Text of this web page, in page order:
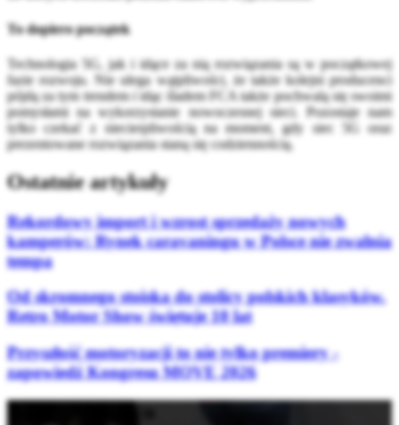
To dopiero początek
Technologia 5G, jak i idące za nią rozwiązania są w początkowej
fazie rozwoju. Nie ulega wątpliwości, że także kolejni producenci
pójdą za tym trendem i idąc śladem FCA także pochwalą się swoimi
pomysłami na wykorzystanie nowoczesnej sieci. Pozostaje nam
tylko czekać z niecierpliwością na moment, gdy siec 5G oraz
prezentowane rozwiązania staną się codziennością.
Ostatnie artykuły
Rekordowy import i wzrost sprzedaży nowych
kamperów: Rynek caravaningu w Polsce nie zwalnia
tempa
Od skromnego stoiska do stolicy polskich klasyków.
Retro Motor Show świętuje 10 lat
Przyszłość motoryzacji to nie tylko premiery -
zapowiedź Kongresu MOVE 2026
Bądź na bieżąco